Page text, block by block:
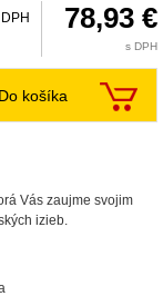
78,93 €
s DPH
Do košíka
Vás zaujme svojim
izieb.